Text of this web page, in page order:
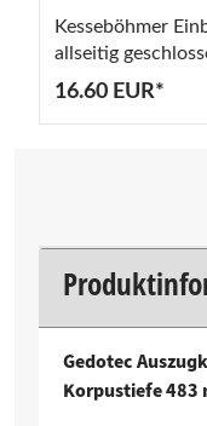
Kesseböhmer
allseitig
340x120x100
16.60 EUR*
Gedotec
Korpustiefe 483